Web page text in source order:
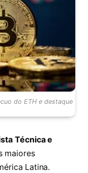
do ETH e destaque
Técnica e
maiores
Latina.